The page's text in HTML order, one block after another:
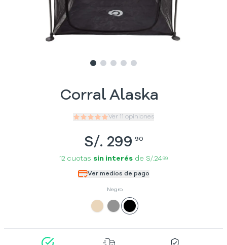
Slide1
Slide2
Slide3
SlideSlide
Corral Alaska
Ver 11 opiniones
S/. 299 90
12 cuotas sin interés de S/.2499
Ver medios de pago
Negro